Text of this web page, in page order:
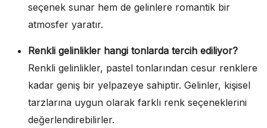
seçenek sunar hem de gelinlere romantik bir
atmosfer yaratır.
Renkli gelinlikler hangi tonlarda tercih ediliyor?
Renkli gelinlikler, pastel tonlarından cesur renklere
kadar geniş bir yelpazeye sahiptir. Gelinler, kişisel
tarzlarına uygun olarak farklı renk seçeneklerini
değerlendirebilirler.